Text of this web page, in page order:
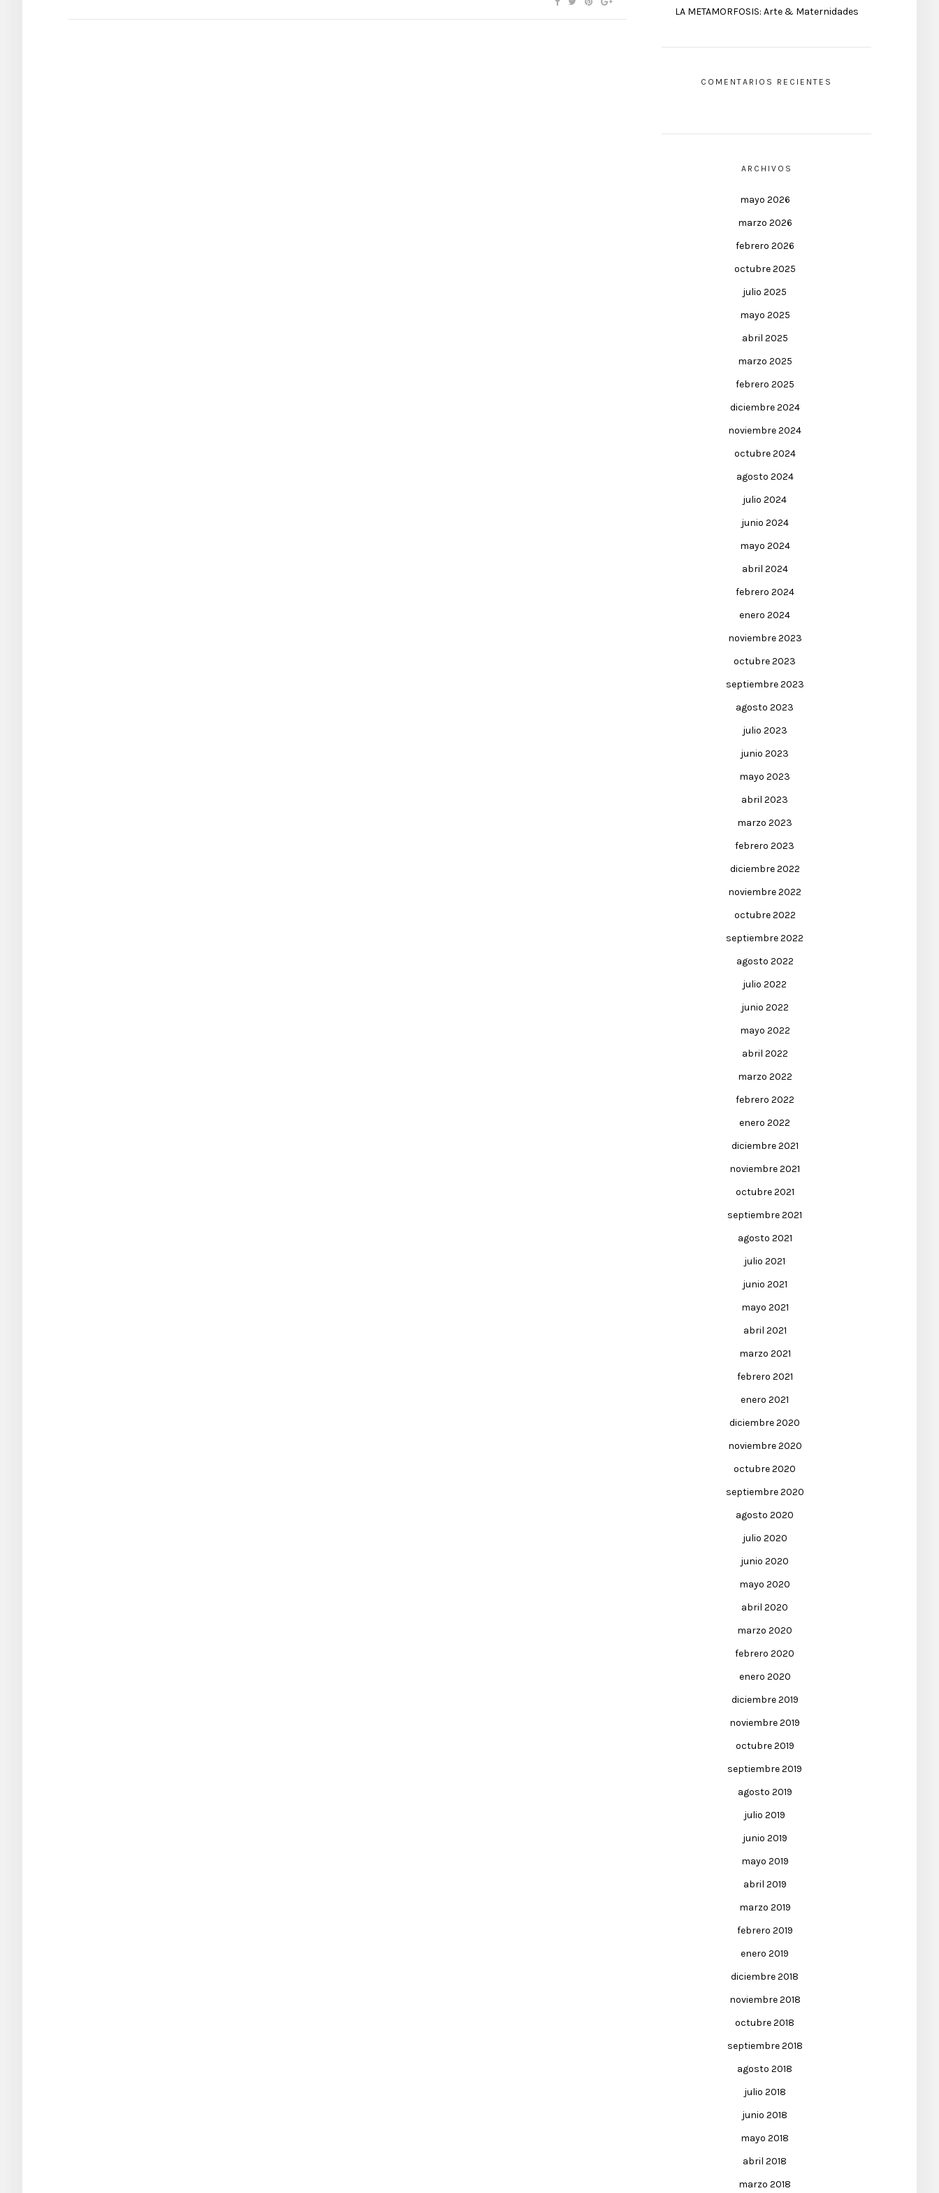
LA METAMORFOSIS: Arte & Maternidades
COMENTARIOS RECIENTES
ARCHIVOS
mayo 2026
marzo 2026
febrero 2026
octubre 2025
julio 2025
mayo 2025
abril 2025
marzo 2025
febrero 2025
diciembre 2024
noviembre 2024
octubre 2024
agosto 2024
julio 2024
junio 2024
mayo 2024
abril 2024
febrero 2024
enero 2024
noviembre 2023
octubre 2023
septiembre 2023
agosto 2023
julio 2023
junio 2023
mayo 2023
abril 2023
marzo 2023
febrero 2023
diciembre 2022
noviembre 2022
octubre 2022
septiembre 2022
agosto 2022
julio 2022
junio 2022
mayo 2022
abril 2022
marzo 2022
febrero 2022
enero 2022
diciembre 2021
noviembre 2021
octubre 2021
septiembre 2021
agosto 2021
julio 2021
junio 2021
mayo 2021
abril 2021
marzo 2021
febrero 2021
enero 2021
diciembre 2020
noviembre 2020
octubre 2020
septiembre 2020
agosto 2020
julio 2020
junio 2020
mayo 2020
abril 2020
marzo 2020
febrero 2020
enero 2020
diciembre 2019
noviembre 2019
octubre 2019
septiembre 2019
agosto 2019
julio 2019
junio 2019
mayo 2019
abril 2019
marzo 2019
febrero 2019
enero 2019
diciembre 2018
noviembre 2018
octubre 2018
septiembre 2018
agosto 2018
julio 2018
junio 2018
mayo 2018
abril 2018
marzo 2018